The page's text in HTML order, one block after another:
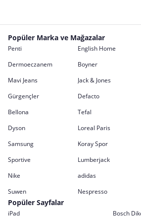
Popüler Marka ve Mağazalar
Penti English Home
Dermoeczanem
Boyner
Mavi Jeans
Jack & Jones
Gürgençler
Defacto
Bellona
Tefal
Dyson
Loreal Paris
Samsung
Koray Spor
Sportive
Lumberjack
Nike
adidas
Suwen
Nespresso
Popüler Sayfalar
iPad Bosch